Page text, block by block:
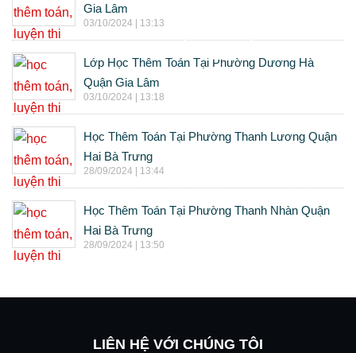
Gia Lâm
03/10/2024 | 13:13
Lớp Học Thêm Toán Tại Phường Dương Hà
Quận Gia Lâm
03/10/2024 | 13:18
Học Thêm Toán Tại Phường Thanh Lương Quận
Hai Bà Trưng
28/09/2024 | 13:44
Học Thêm Toán Tại Phường Thanh Nhàn Quận
Hai Bà Trưng
28/09/2024 | 13:50
LIÊN HỆ VỚI CHÚNG TÔI